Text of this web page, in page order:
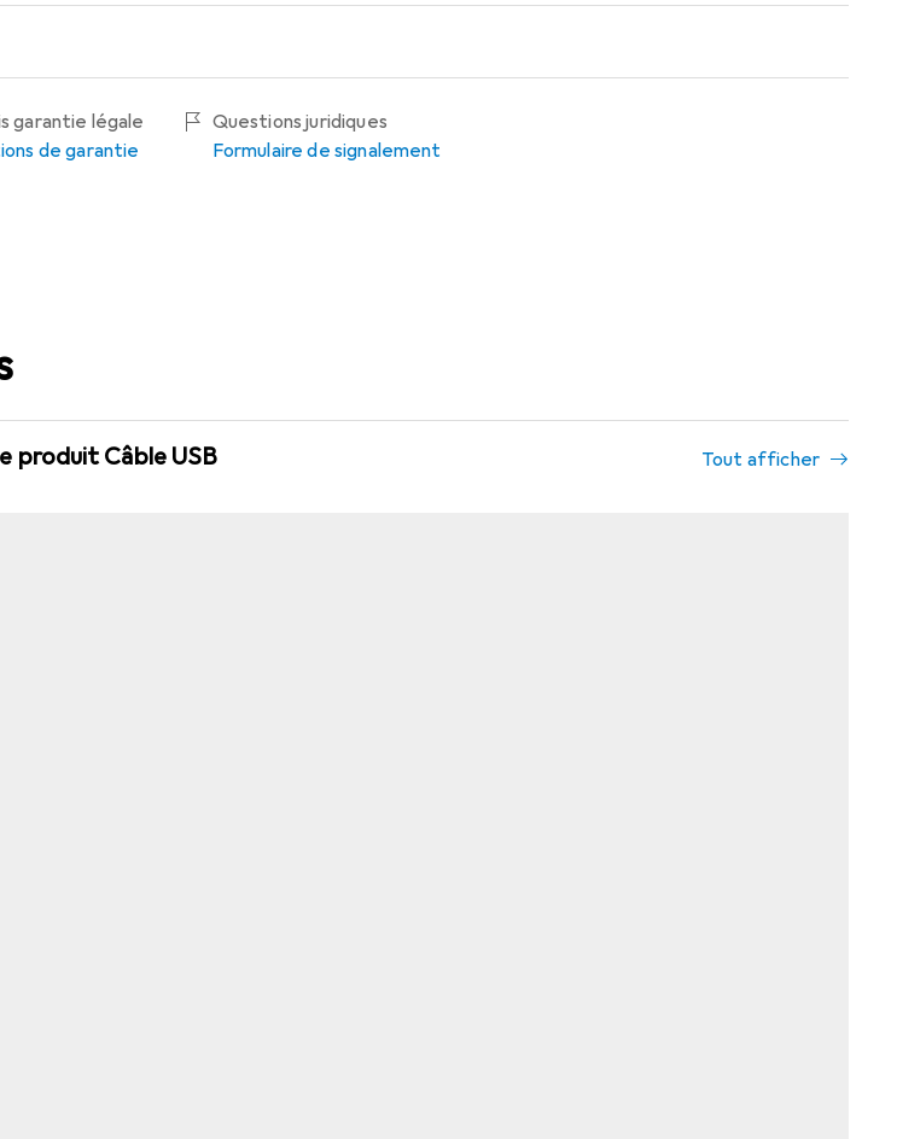
garantie légale
de garantie
Questions juridiques
Formulaire de signalement
produit Câble USB Tout afficher